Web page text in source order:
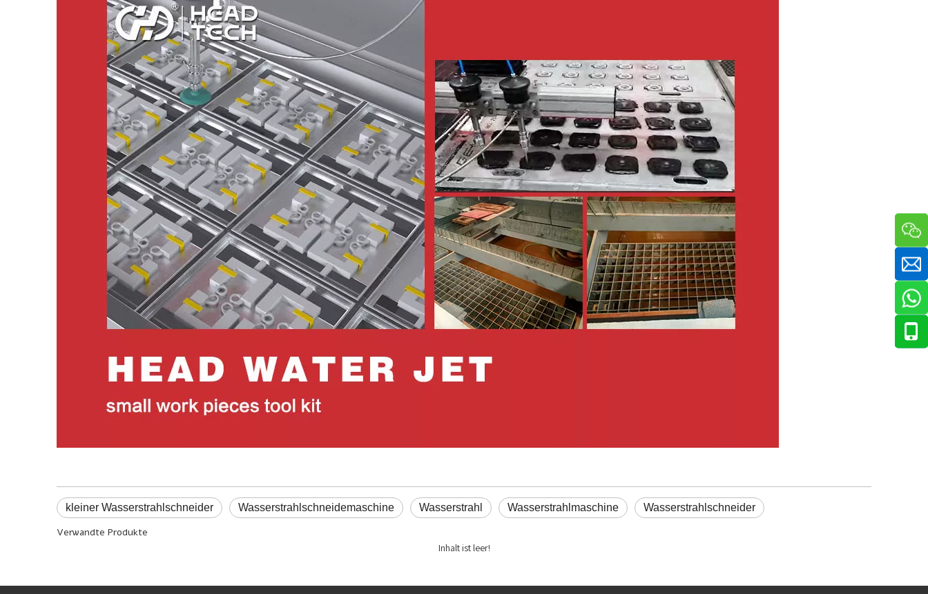
kleiner Wasserstrahlschneider Wasserstrahlschneidemaschine Wasserstrahl Wasserstrahlmaschine Wasserstrahlschneider
Verwandte Produkte
Inhalt ist leer!